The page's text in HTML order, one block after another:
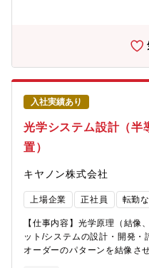
り入れ、既存業務をバージ
に数回（休日出勤された場
講による自己開発（費用会社
画、設計、製品化、現地対応
的ミッション】特に最初はレ
① アプリケーションの企画で
る光技術を企画します。② 光
リケーションを実現できる、
設計では、光学系を実現する
価では、設計した光学系を用
有効性を評価します。⑤ ソフ
で光学系を自動で長期間でき
す。⑥ 認証・認定では、産業
化できる仕組みを構築し、現
【採用背景】・マルチビーム
月より新しい部署が設立され
す。・半導体デバイスの微細
の普及や新たな材料・構造の
高速かつ高精度な検査・計測
入社実績あり
光学システム設計（半
置）
キヤノン株式会社
上場企業 正社員 転勤
【仕事内容】光学原理（結像
ット/システムの設計・開発
オーダーのパターンを結像さ